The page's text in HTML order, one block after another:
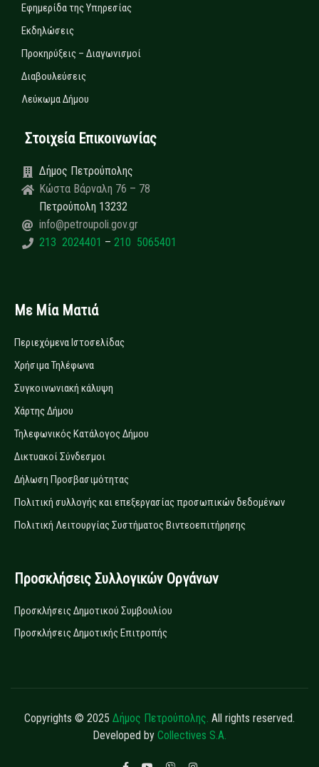
Εφημερίδα της Υπηρεσίας
Εκδηλώσεις
Προκηρύξεις – Διαγωνισμοί
Διαβουλεύσεις
Λεύκωμα Δήμου
Στοιχεία Επικοινωνίας
Δήμος Πετρούπολης
Κώστα Βάρναλη 76 – 78
Πετρούπολη 13232
info@petroupoli.gov.gr
213 2024401 – 210 5065401
Με Μία Ματιά
Περιεχόμενα Ιστοσελίδας
Χρήσιμα Τηλέφωνα
Συγκοινωνιακή κάλυψη
Χάρτης Δήμου
Τηλεφωνικός Κατάλογος Δήμου
Δικτυακοί Σύνδεσμοι
Δήλωση Προσβασιμότητας
Πολιτική συλλογής και επεξεργασίας προσωπικών δεδομένων
Πολιτική Λειτουργίας Συστήματος Βιντεοεπιτήρησης
Προσκλήσεις Συλλογικών Οργάνων
Προσκλήσεις Δημοτικού Συμβουλίου
Προσκλήσεις Δημοτικής Επιτροπής
Copyrights © 2025 Δήμος Πετρούπολης. All rights reserved.
Developed by Collectives S.A.